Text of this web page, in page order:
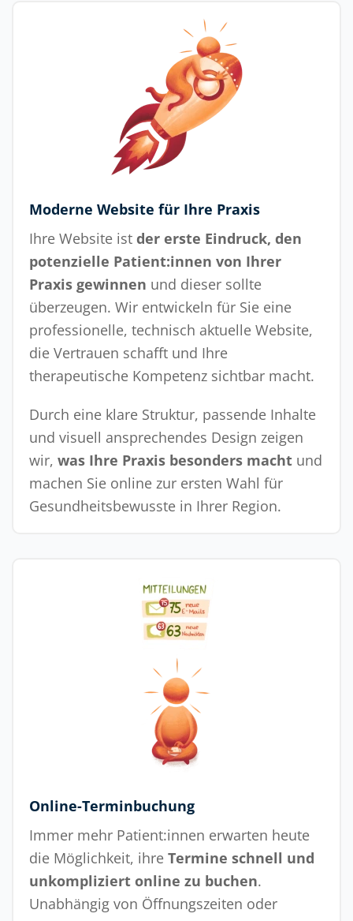
Moderne Website für Ihre Praxis
Ihre Website ist der erste Eindruck, den
potenzielle Patient:innen von Ihrer
Praxis gewinnen und dieser sollte
überzeugen. Wir entwickeln für Sie eine
professionelle, technisch aktuelle Website,
die Vertrauen schafft und Ihre
therapeutische Kompetenz sichtbar macht.
Durch eine klare Struktur, passende Inhalte
und visuell ansprechendes Design zeigen
wir, was Ihre Praxis besonders machtund
machen Sie online zur ersten Wahl für
Gesundheitsbewusste in Ihrer Region.
Online-Terminbuchung
Immer mehr Patient:innen erwarten heute
die Möglichkeit, ihre Termine schnell und
unkompliziert online zu buchen.
Unabhängig von Öffnungszeiten oder